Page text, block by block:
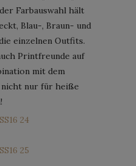
Farbauswahl hält
Blau-, Braun- und
einzelnen Outfits.
Printfreunde auf
mit dem
nicht nur für heiße